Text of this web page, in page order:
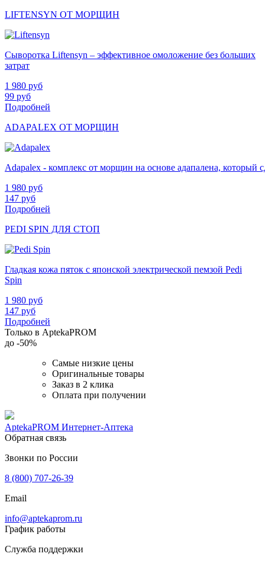
LIFTENSYN ОТ МОРЩИН
Сыворотка Liftensyn – эффективное омоложение без больших
затрат
1 980 руб
99 руб
Подробней
ADAPALEX ОТ МОРЩИН
Adapalex - комплекс от морщин на основе адапалена,
1 980 руб
147 руб
Подробней
PEDI SPIN ДЛЯ СТОП
Гладкая кожа пяток с японской электрической пемзой Pedi
Spin
1 980 руб
147 руб
Подробней
Только в AptekaPROM
до -50%
Самые низкие цены
Оригинальные товары
Заказ в 2 клика
Оплата при получении
AptekaPROM Интернет-Аптека
Обратная связь
Звонки по России
8 (800) 707-26-39
Email
info@aptekaprom.ru
График работы
Служба поддержки